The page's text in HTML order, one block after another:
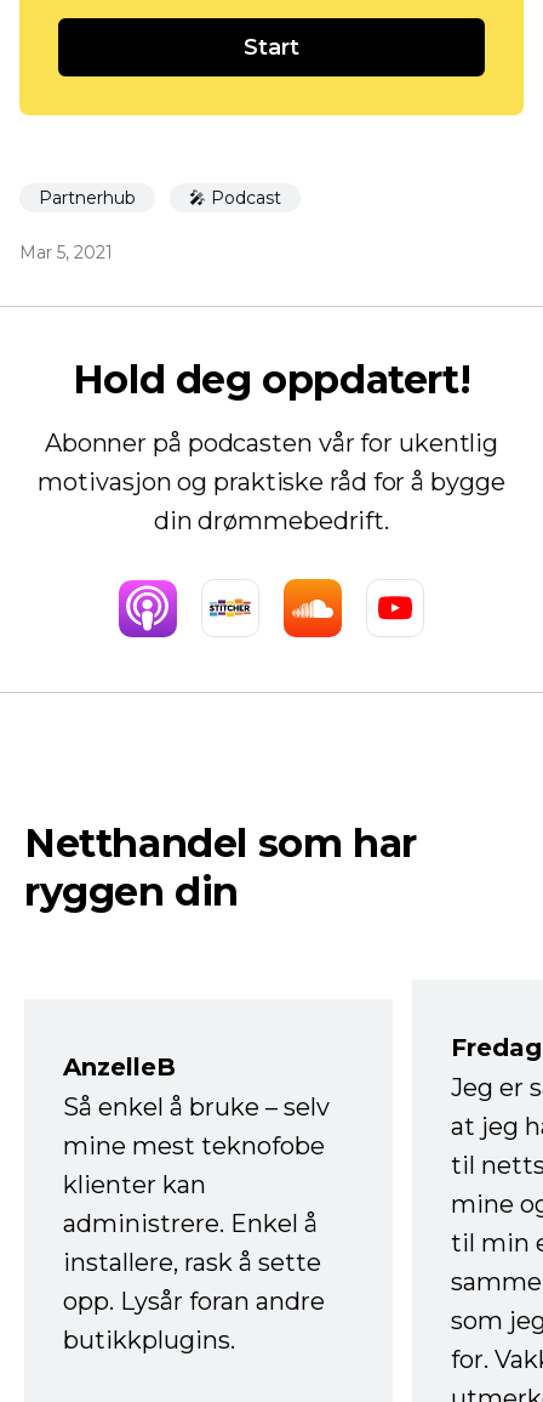
Start
Partnerhub 🎤 Podcast
Mar 5, 2021
Hold deg oppdatert!
Abonner på podcasten vår for ukentlig
motivasjon og praktiske råd for å bygge
din drømmebedrift.
Netthandel som har
ryggen din
AnzelleB
Så enkel å bruke – selv
mine mest teknofobe
klienter kan
administrere. Enkel å
installere, rask å sette
opp. Lysår foran andre
butikkplugins.
Jeg er
at jeg
til
mine
til min
som
for.